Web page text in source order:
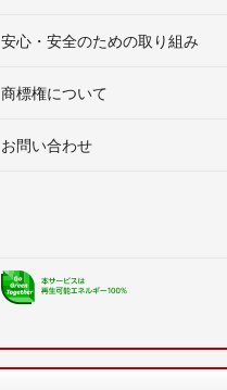
安心・安全のための取り組み
商標権について
お問い合わせ